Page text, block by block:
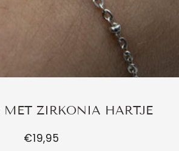
ZIRKONIA HARTJE
Normale
€19,95